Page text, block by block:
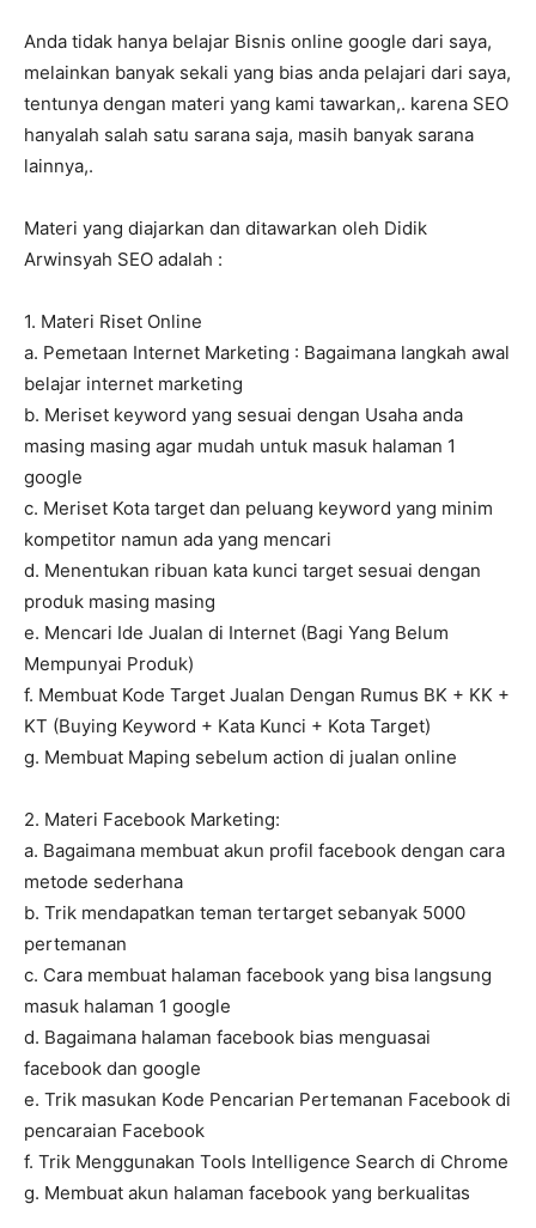
Anda tidak hanya belajar Bisnis online google dari saya,
melainkan banyak sekali yang bias anda pelajari dari saya,
tentunya dengan materi yang kami tawarkan,. karena SEO
hanyalah salah satu sarana saja, masih banyak sarana
lainnya,.
Materi yang diajarkan dan ditawarkan oleh Didik
Arwinsyah SEO adalah :
1. Materi Riset Online
a. Pemetaan Internet Marketing : Bagaimana langkah awal
belajar internet marketing
b. Meriset keyword yang sesuai dengan Usaha anda
masing masing agar mudah untuk masuk halaman 1
google
c. Meriset Kota target dan peluang keyword yang minim
kompetitor namun ada yang mencari
d. Menentukan ribuan kata kunci target sesuai dengan
produk masing masing
e. Mencari Ide Jualan di Internet (Bagi Yang Belum
Mempunyai Produk)
f. Membuat Kode Target Jualan Dengan Rumus BK + KK +
KT (Buying Keyword + Kata Kunci + Kota Target)
g. Membuat Maping sebelum action di jualan online
2. Materi Facebook Marketing:
a. Bagaimana membuat akun profil facebook dengan cara
metode sederhana
b. Trik mendapatkan teman tertarget sebanyak 5000
pertemanan
c. Cara membuat halaman facebook yang bisa langsung
masuk halaman 1 google
d. Bagaimana halaman facebook bias menguasai
facebook dan google
e. Trik masukan Kode Pencarian Pertemanan Facebook di
pencaraian Facebook
f. Trik Menggunakan Tools Intelligence Search di Chrome
g. Membuat akun halaman facebook yang berkualitas